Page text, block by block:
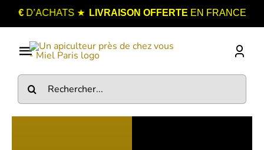
Passer
contenu
D’ACHATS★ LIVRAISON OFFERTEEN FRANCE
Toggle
Navigation
Nos Miels
Rechercher: